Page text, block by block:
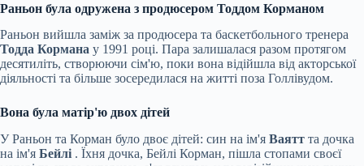
Раньон була одружена з продюсером Тоддом Корманом
Раньон вийшла заміж за продюсера та баскетбольного тренера
Тодда Кормана у 1991 році. Пара залишалася разом протягом
десятиліть, створюючи сім'ю, поки вона відійшла від акторської
діяльності та більше зосередилася на житті поза Голлівудом.
Вона була матір'ю двох дітей
У Раньон та Корман було двоє дітей: син на ім'я Ваятт та дочка
на ім'я Бейлі . Їхня дочка, Бейлі Корман, пішла стопами своєї